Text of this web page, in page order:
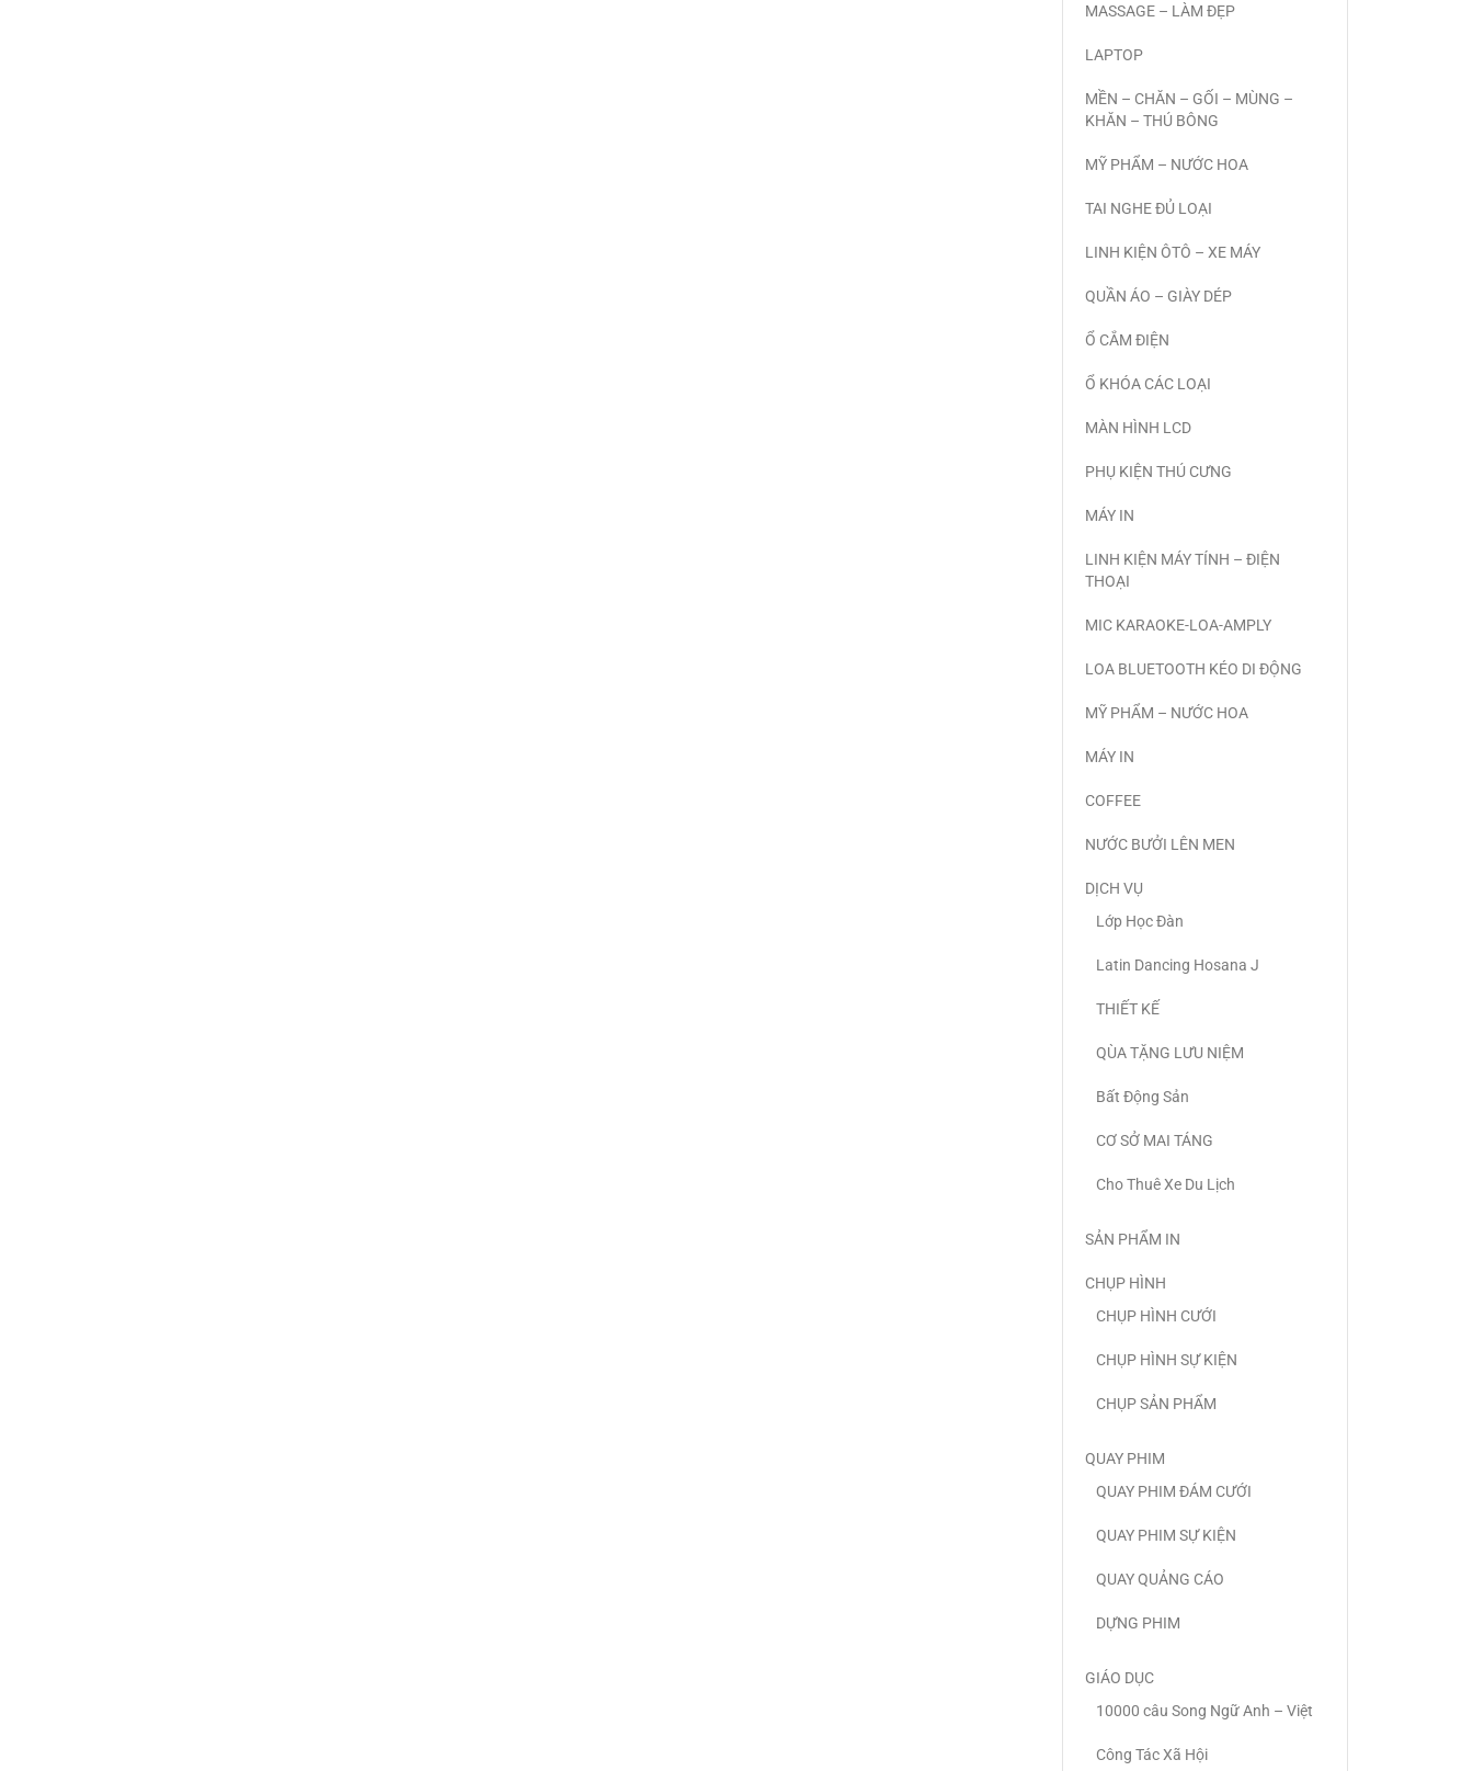
MASSAGE – LÀM ĐẸP
LAPTOP
MỀN – CHĂN – GỐI – MÙNG –
KHĂN – THÚ BÔNG
MỸ PHẨM – NƯỚC HOA
TAI NGHE ĐỦ LOẠI
LINH KIỆN ÔTÔ – XE MÁY
QUẦN ÁO – GIÀY DÉP
Ổ CẮM ĐIỆN
Ổ KHÓA CÁC LOẠI
MÀN HÌNH LCD
PHỤ KIỆN THÚ CƯNG
MÁY IN
LINH KIỆN MÁY TÍNH – ĐIỆN
THOẠI
MIC KARAOKE-LOA-AMPLY
LOA BLUETOOTH KÉO DI ĐỘNG
MỸ PHẨM – NƯỚC HOA
MÁY IN
COFFEE
NƯỚC BƯỞI LÊN MEN
DỊCH VỤ
Lớp Học Đàn
Latin Dancing Hosana J
THIẾT KẾ
QÙA TẶNG LƯU NIỆM
Bất Động Sản
CƠ SỞ MAI TÁNG
Cho Thuê Xe Du Lịch
SẢN PHẨM IN
CHỤP HÌNH
CHỤP HÌNH CƯỚI
CHỤP HÌNH SỰ KIỆN
CHỤP SẢN PHẨM
QUAY PHIM
QUAY PHIM ĐÁM CƯỚI
QUAY PHIM SỰ KIỆN
QUAY QUẢNG CÁO
DỰNG PHIM
GIÁO DỤC
10000 câu Song Ngữ Anh – Việt
Công Tác Xã Hội